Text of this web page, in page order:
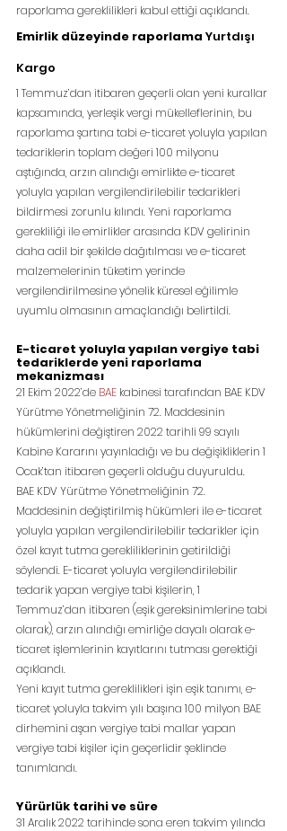
raporlama gereklilikleri kabul ettiği açıklandı.
Emirlik düzeyinde raporlama Yurtdışı
Kargo
1 Temmuz’dan itibaren geçerli olan yeni kurallar
kapsamında, yerleşik vergi mükelleflerinin, bu
raporlama şartına tabi e-ticaret yoluyla yapılan
tedariklerin toplam değeri 100 milyonu
aştığında, arzın alındığı emirlikte e-ticaret
yoluyla yapılan vergilendirilebilir tedarikleri
bildirmesi zorunlu kılındı. Yeni raporlama
gerekliliği ile emirlikler arasında KDV gelirinin
daha adil bir şekilde dağıtılması ve e-ticaret
malzemelerinin tüketim yerinde
vergilendirilmesine yönelik küresel eğilimle
uyumlu olmasının amaçlandığı belirtildi.
E-ticaret yoluyla yapılan vergiye tabi
tedariklerde yeni raporlama
mekanizması
21 Ekim 2022’de BAE kabinesi tarafından BAE KDV
Yürütme Yönetmeliğinin 72. Maddesinin
hükümlerini değiştiren 2022 tarihli 99 sayılı
Kabine Kararını yayınladığı ve bu değişikliklerin 1
Ocak’tan itibaren geçerli olduğu duyuruldu.
BAE KDV Yürütme Yönetmeliğinin 72.
Maddesinin değiştirilmiş hükümleri ile e-ticaret
yoluyla yapılan vergilendirilebilir tedarikler için
özel kayıt tutma gerekliliklerinin getirildiği
söylendi. E-ticaret yoluyla vergilendirilebilir
tedarik yapan vergiye tabi kişilerin, 1
Temmuz’dan itibaren (eşik gereksinimlerine tabi
olarak), arzın alındığı emirliğe dayalı olarak e-
ticaret işlemlerinin kayıtlarını tutması gerektiği
açıklandı.
Yeni kayıt tutma gereklilikleri işin eşik tanımı, e-
ticaret yoluyla takvim yılı başına 100 milyon BAE
dirhemini aşan vergiye tabi mallar yapan
vergiye tabi kişiler için geçerlidir şeklinde
tanımlandı.
Yürürlük tarihi ve süre
31 Aralık 2022 tarihinde sona eren takvim yılında